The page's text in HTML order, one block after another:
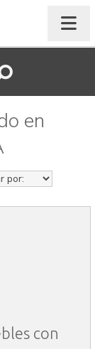
en
con